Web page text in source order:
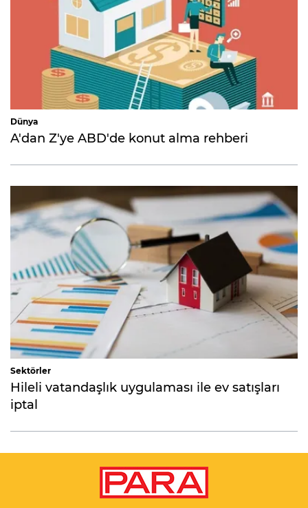
Dünya
A'dan Z'ye ABD'de konut alma rehberi
Sektörler
Hileli vatandaşlık uygulaması ile ev satışları
iptal